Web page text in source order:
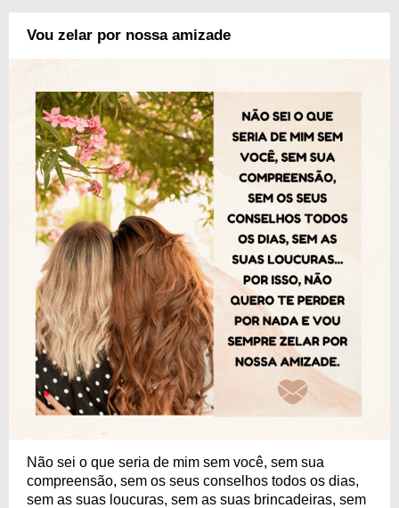
Vou zelar por nossa amizade
Não sei o que seria de mim sem você, sem sua
compreensão, sem os seus conselhos todos os dias,
sem as suas loucuras, sem as suas brincadeiras, sem